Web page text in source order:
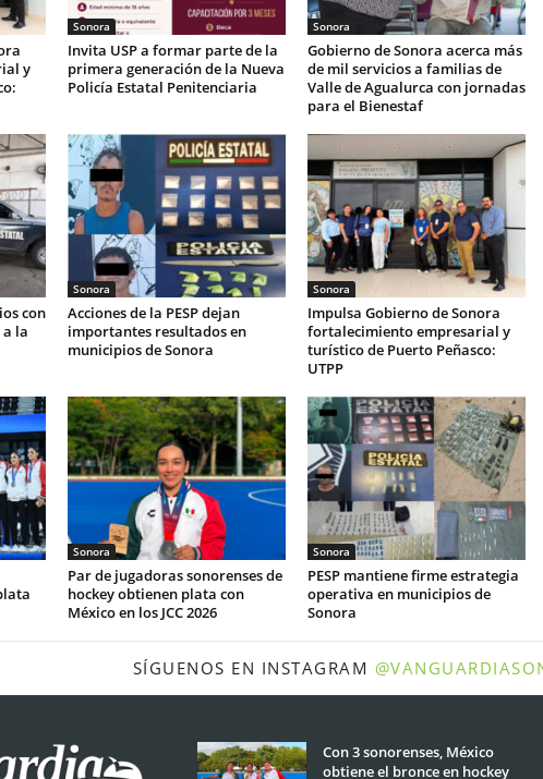
y
Sonora
Invita USP a formar parte de la
primera generación de la Nueva
Policía Estatal Penitenciaria
Sonora
Gobierno de Sonora acerca más
de mil servicios a familias de
Valle de Agualurca con jornadas
para el Bienestaf
con
a la
Sonora
Acciones de la PESP dejan
importantes resultados en
municipios de Sonora
Sonora
Impulsa Gobierno de Sonora
fortalecimiento empresarial y
turístico de Puerto Peñasco:
UTPP
Sonora
Par de jugadoras sonorenses de
hockey obtienen plata con
México en los JCC 2026
Sonora
PESP mantiene firme estrategia
operativa en municipios de
Sonora
SÍGUENOS EN INSTAGRAM
Con 3 sonorenses, México
obtiene el bronce en hockey